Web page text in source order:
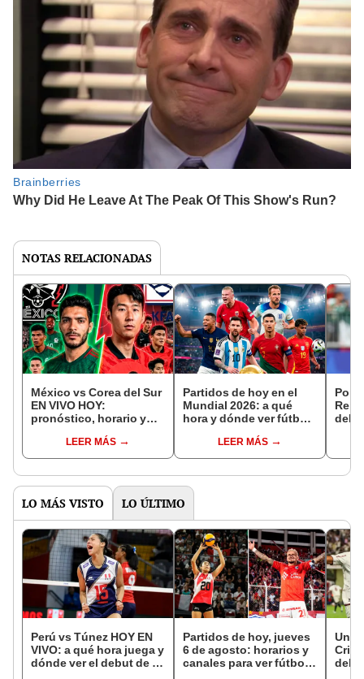
NOTAS RELACIONADAS
México vs Corea del Sur
EN VIVO HOY:
pronóstico, horario y
partido del Mundial
2026
LEER MÁS
Partidos de hoy en el
Mundial 2026: a qué
hora y dónde ver fútbol
LEER MÁS
del
por
LO MÁS VISTO LO ÚLTIMO
Perú vs Túnez HOY EN
VIVO: a qué hora juega y
dónde ver el debut de la
Partidos de hoy, jueves
6 de agosto: horarios y
canales para ver fútbol
del